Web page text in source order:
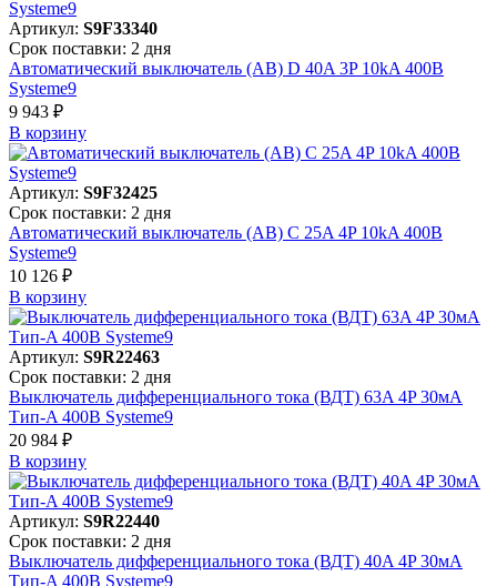
Артикул: S9F33340
Срок поставки: 2 дня
Автоматический выключатель (АВ) D 40A 3P 10kA 400В
Systeme9
9 943 ₽
В корзинy
Артикул: S9F32425
Срок поставки: 2 дня
Автоматический выключатель (АВ) C 25A 4P 10kA 400В
Systeme9
10 126 ₽
В корзинy
Артикул: S9R22463
Срок поставки: 2 дня
Выключатель дифференциального тока (ВДТ) 63A 4P 30мА
Тип-A 400В Systeme9
20 984 ₽
В корзинy
Артикул: S9R22440
Срок поставки: 2 дня
Выключатель дифференциального тока (ВДТ) 40A 4P 30мА
Тип-A 400В Systeme9